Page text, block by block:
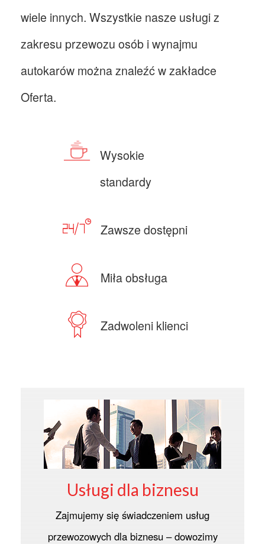
wiele innych. Wszystkie nasze usługi z
zakresu przewozu osób i wynajmu
autokarów można znaleźć w zakładce
Oferta.
Wysokie
standardy
Zawsze dostępni
Miła obsługa
Zadwoleni klienci
Usługi dla biznesu
Zajmujemy się świadczeniem usług
przewozowych dla biznesu – dowozimy